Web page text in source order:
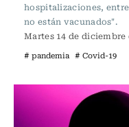
hospitalizaciones, entre
no están vacunados".
Martes 14 de diciembre
# pandemia # Covid-19